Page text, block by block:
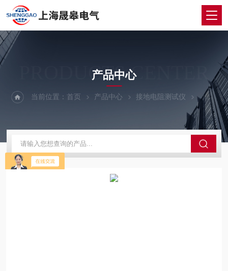
PRODUCTS CENTER
产品中心
当前位置：首页 产品中心 接地电阻测试仪 大地网